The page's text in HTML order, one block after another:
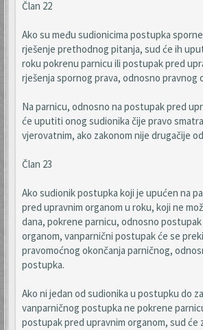
Član 22
Ako su među sudionicima postupka
rješenje prethodnog pitanja, sud će ih
roku pokrenu parnicu ili postupak pred
rješenja spornog prava, odnosno pravnog
Na parnicu, odnosno na postupak pred
će uputiti onog sudionika čije pravo
vjerovatnim, ako zakonom nije drugačije
Član 23
Ako sudionik postupka koji je upućen na
pred upravnim organom u roku, koji ne
dana, pokrene parnicu, odnosno
organom, vanparnični postupak će se
pravomoćnog okončanja parničnog,
postupka.
Ako ni jedan od sudionika u postupku do
vanparničnog postupka ne pokrene
postupak pred upravnim organom, sud će